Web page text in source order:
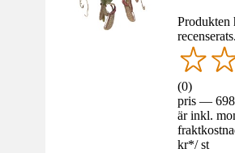
Produkten
recenserats.
(0)
pris —
är inkl.
kr*/ st